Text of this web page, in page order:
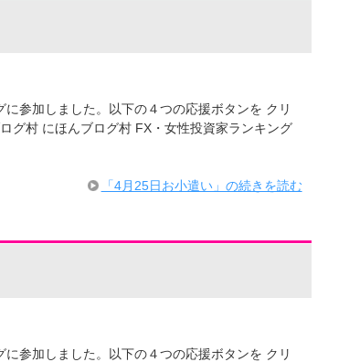
参加しました。以下の４つの応援ボタンを クリ
グ村 にほんブログ村 FX・女性投資家ランキング
「4月25日お小遣い」の続きを読む
参加しました。以下の４つの応援ボタンを クリ